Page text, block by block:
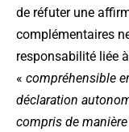
de réfuter une
complémentaires
responsabilité liée
« compréhensible
déclaration
compris de